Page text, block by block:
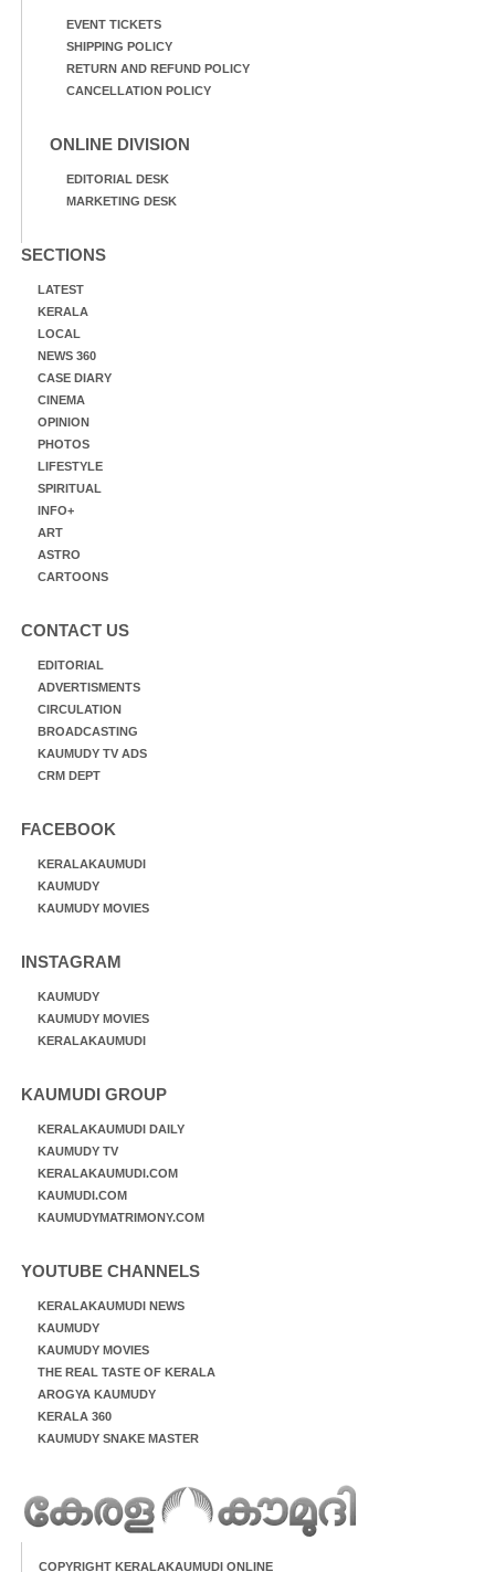
EVENT TICKETS
SHIPPING POLICY
RETURN AND REFUND POLICY
CANCELLATION POLICY
ONLINE DIVISION
EDITORIAL DESK
MARKETING DESK
SECTIONS
LATEST
KERALA
LOCAL
NEWS 360
CASE DIARY
CINEMA
OPINION
PHOTOS
LIFESTYLE
SPIRITUAL
INFO+
ART
ASTRO
CARTOONS
CONTACT US
EDITORIAL
ADVERTISMENTS
CIRCULATION
BROADCASTING
KAUMUDY TV ADS
CRM DEPT
FACEBOOK
KERALAKAUMUDI
KAUMUDY
KAUMUDY MOVIES
INSTAGRAM
KAUMUDY
KAUMUDY MOVIES
KERALAKAUMUDI
KAUMUDI GROUP
KERALAKAUMUDI DAILY
KAUMUDY TV
KERALAKAUMUDI.COM
KAUMUDI.COM
KAUMUDYMATRIMONY.COM
YOUTUBE CHANNELS
KERALAKAUMUDI NEWS
KAUMUDY
KAUMUDY MOVIES
THE REAL TASTE OF KERALA
AROGYA KAUMUDY
KERALA 360
KAUMUDY SNAKE MASTER
COPYRIGHT KERALAKAUMUDI ONLINE